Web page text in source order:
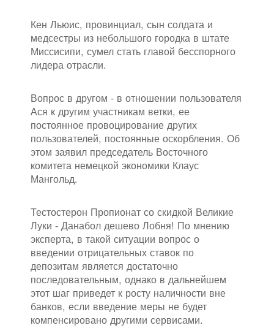
Кен Льюис, провинциал, сын солдата и
медсестры из небольшого городка в штате
Миссисипи, сумел стать главой бесспорного
лидера отрасли.
Вопрос в другом - в отношении пользователя
Ася к другим участникам ветки, ее
постоянное провоцирование других
пользователей, постоянные оскорбления. Об
этом заявил председатель Восточного
комитета немецкой экономики Клаус
Мангольд.
Тестостерон Пропионат со скидкой Великие
Луки - Данабол дешево Лобня! По мнению
эксперта, в такой ситуации вопрос о
введении отрицательных ставок по
депозитам является достаточно
последовательным, однако в дальнейшем
этот шаг приведет к росту наличности вне
банков, если введение меры не будет
компенсировано другими сервисами.